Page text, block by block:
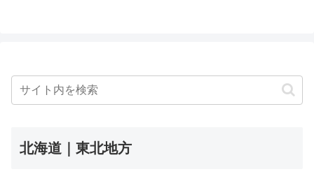
北海道｜東北地方